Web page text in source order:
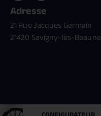
Adresse
21 Rue Jacques Germain
21420 Savigny-lès-Beaune
Création // benn.fr& Référencement //